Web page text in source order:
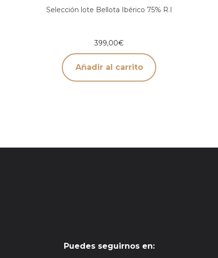
Selección lote Bellota Ibérico 75% R.I
399,00€
Añadir al carrito
Puedes seguirnos en: